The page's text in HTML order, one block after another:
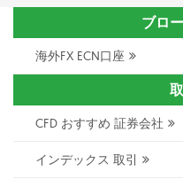
ブロ
海外FX ECN口座
CFD おすすめ 証券会社
インデックス 取引